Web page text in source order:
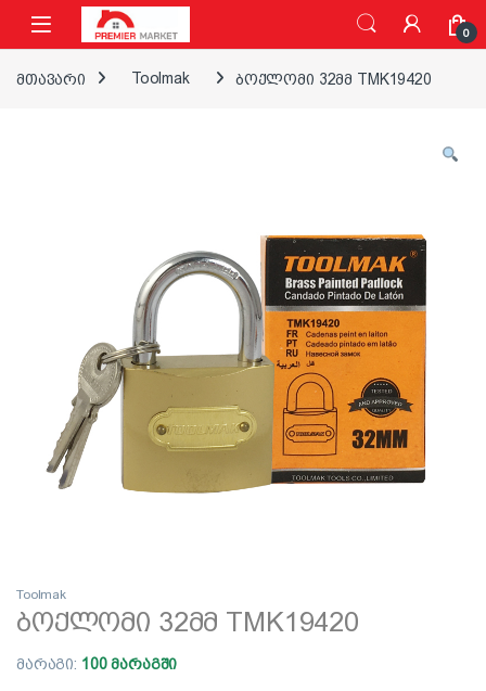
ნავიგაციაზე გადასვლა
შინაარსზე გადასვლა
0
მთავარი Toolmak ბოქლომი 32მმ TMK19420
Toolmak
ბოქლომი 32მმ TMK19420
მარაგი: 100 მარაგში